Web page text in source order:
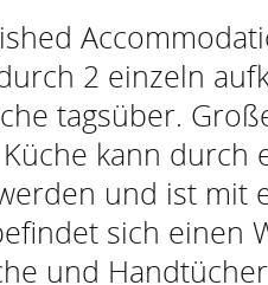
2 einzeln
tagsüber.
kann durch
und ist mit
sich einen
und